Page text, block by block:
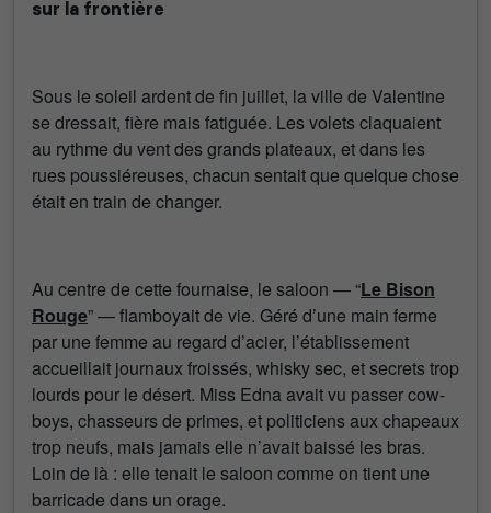
sur la frontière
Sous le soleil ardent de fin juillet, la ville de Valentine
se dressait, fière mais fatiguée. Les volets claquaient
au rythme du vent des grands plateaux, et dans les
rues poussiéreuses, chacun sentait que quelque chose
était en train de changer.
Au centre de cette fournaise, le saloon — “Le Bison
Rouge” — flamboyait de vie. Géré d’une main ferme
par une femme au regard d’acier, l’établissement
accueillait journaux froissés, whisky sec, et secrets trop
lourds pour le désert. Miss Edna avait vu passer cow-
boys, chasseurs de primes, et politiciens aux chapeaux
trop neufs, mais jamais elle n’avait baissé les bras.
Loin de là : elle tenait le saloon comme on tient une
barricade dans un orage.